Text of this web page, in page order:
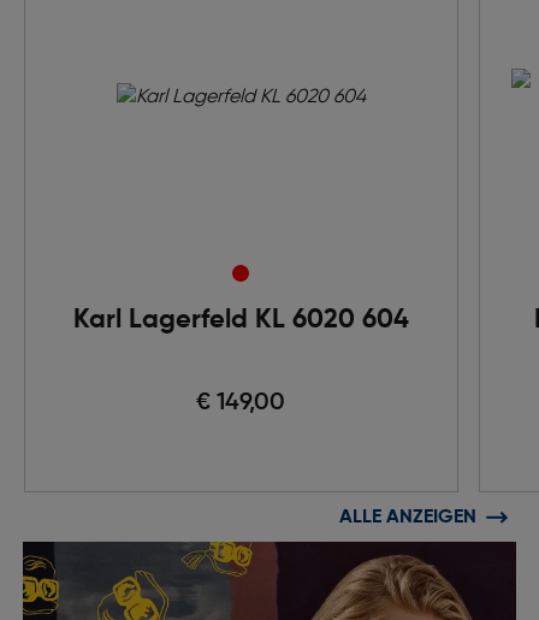
Karl Lagerfeld KL 6020 604
€ 149,00
ALLE ANZEIGEN